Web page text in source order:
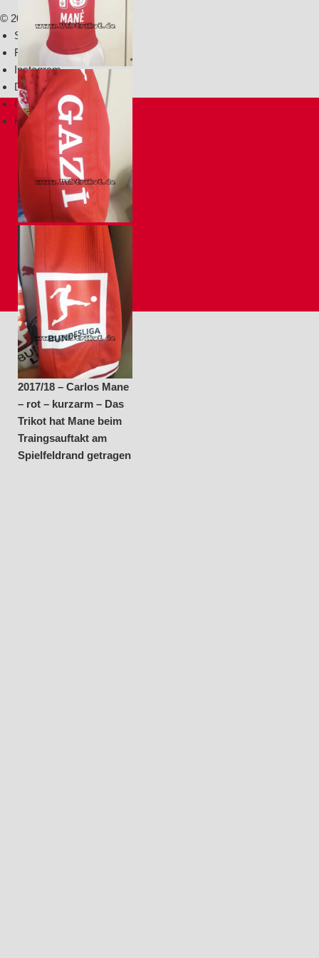
2017/18 – Carlos Mane
– rot – kurzarm – Das
Trikot hat Mane beim
Traingsauftakt am
Spielfeldrand getragen
2017/18 – Carlos Mane
– rot – kurzarm – Das
Trikot hat Mane beim
Traingsauftakt am
Spielfeldrand getragen
2017/18 – Carlos Mane
– rot – kurzarm – Das
Trikot hat Mane beim
Traingsauftakt am
Spielfeldrand getragen
Beitrag:
© 2015 - 2026
Startseite
Facebook
Instagram
Datenschutz
Impressum
Kontakt